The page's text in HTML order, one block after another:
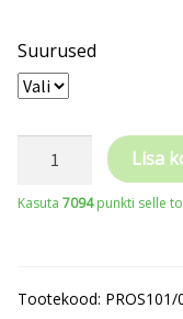
Suurused
PROS
Lisa
Kasuta 7094punkti selle
Tootekood: PROS101/